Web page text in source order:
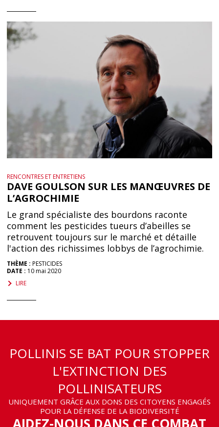
RENCONTRES ET ENTRETIENS
DAVE GOULSON SUR LES MANŒUVRES DE
L’AGROCHIMIE
Le grand spécialiste des bourdons raconte
comment les pesticides tueurs d’abeilles se
retrouvent toujours sur le marché et détaille
l'action des richissimes lobbys de l’agrochimie.
THÈME : PESTICIDES
DATE : 10 mai 2020
LIRE
POLLINIS SE BAT POUR STOPPER
L'EXTINCTION DES
POLLINISATEURS
UNIQUEMENT GRÂCE AUX DONS DES CITOYENS ENGAGÉS
POUR LA DÉFENSE DE LA BIODIVERSITÉ